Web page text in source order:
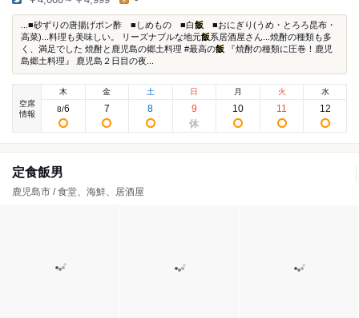
...■砂ずりの唐揚げポン酢 ■しめもの ■白飯 ■おにぎり(うめ・とろろ昆布・
高菜)...料理も美味しい。 リーズナブルな地元飯系居酒屋さん...焼酎の種類も多
く、満足でした 焼酎と鹿児島の郷土料理 #最高の飯 『焼酎の種類に圧巻！鹿児
島郷土料理』 鹿児島２日目の夜...
空席
情報
木
8/6
金
7
土
8
日
9
月
10
火
11
水
12
定食飯男
鹿児島市 / 食堂、海鮮、居酒屋